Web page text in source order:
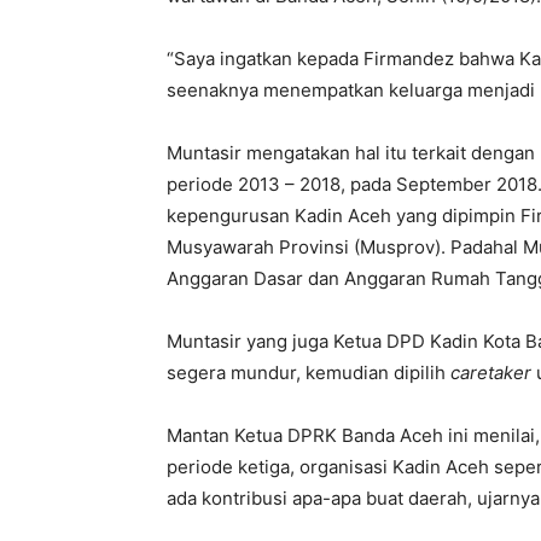
“Saya ingatkan kepada Firmandez bahwa
seenaknya menempatkan keluarga
Muntasir mengatakan hal itu terkait
periode 2013 – 2018, pada September
kepengurusan Kadin Aceh yang dipimpin
Musyawarah Provinsi (Musprov). Padahal
Anggaran Dasar dan Anggaran Rumah
Muntasir yang juga Ketua DPD Kadin Kota
segera mundur, kemudian dipilih caretaker
Mantan Ketua DPRK Banda Aceh ini
periode ketiga, organisasi Kadin Aceh
ada kontribusi apa-apa buat daerah,